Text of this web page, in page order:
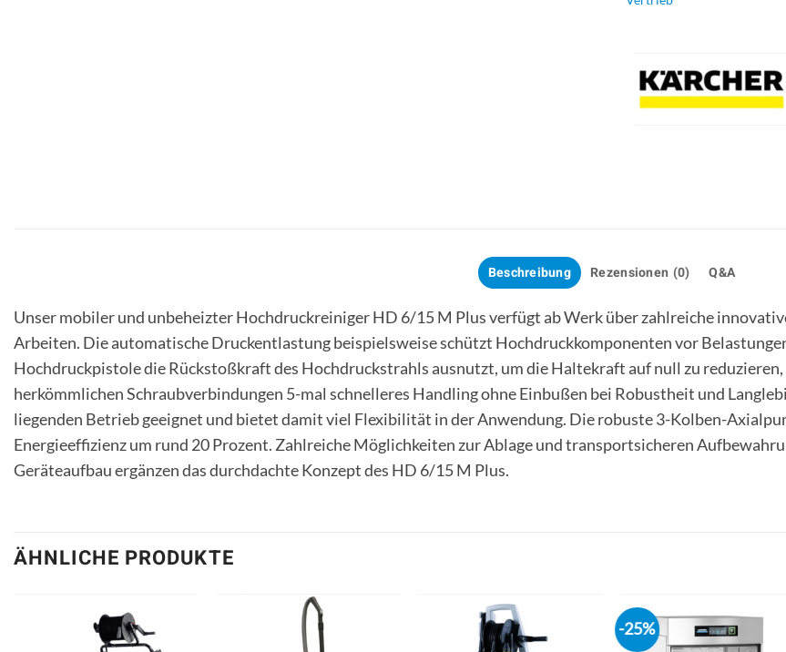
Beschreibung Rezensionen (0) Q&A
Unser mobiler und unbeheizter Hochdruckreiniger HD 6/15 M Plus verfügt ab Werk über zahlreiche
Arbeiten. Die automatische Druckentlastung beispielsweise schützt Hochdruckkomponenten vor
Hochdruckpistole die Rückstoßkraft des Hochdruckstrahls ausnutzt, um die Haltekraft auf null zu reduzieren,
herkömmlichen Schraubverbindungen 5-mal schnelleres Handling ohne Einbußen bei Robustheit und
liegenden Betrieb geeignet und bietet damit viel Flexibilität in der Anwendung. Die robuste 3-Kolben-
Energieeffizienz um rund 20 Prozent. Zahlreiche Möglichkeiten zur Ablage und transportsicheren
Geräteaufbau ergänzen das durchdachte Konzept des HD 6/15 M Plus.
ÄHNLICHE PRODUKTE
-25%